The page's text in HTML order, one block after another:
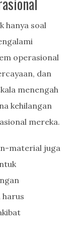
hanya soal
operasional
dan
menengah
kehilangan
mereka.
material juga